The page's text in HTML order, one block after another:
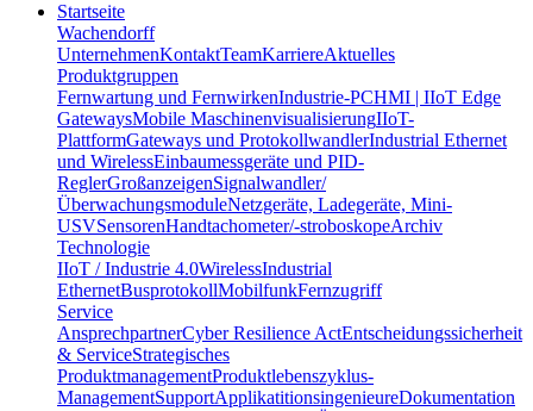
Startseite
Wachendorff
UnternehmenKontaktTeamKarriereAktuelles
Produktgruppen
Fernwartung und FernwirkenIndustrie-PCHMI | IIoT Edge
GatewaysMobile MaschinenvisualisierungIIoT-
PlattformGateways und ProtokollwandlerIndustrial Ethernet
und WirelessEinbaumessgeräte und PID-
ReglerGroßanzeigenSignalwandler/
ÜberwachungsmoduleNetzgeräte, Ladegeräte, Mini-
USVSensorenHandtachometer/-stroboskopeArchiv
Technologie
IIoT / Industrie 4.0WirelessIndustrial
EthernetBusprotokollMobilfunkFernzugriff
Service
AnsprechpartnerCyber Resilience ActEntscheidungssicherheit
& ServiceStrategisches
ProduktmanagementProduktlebenszyklus-
ManagementSupportApplikatitionsingenieureDokumentation